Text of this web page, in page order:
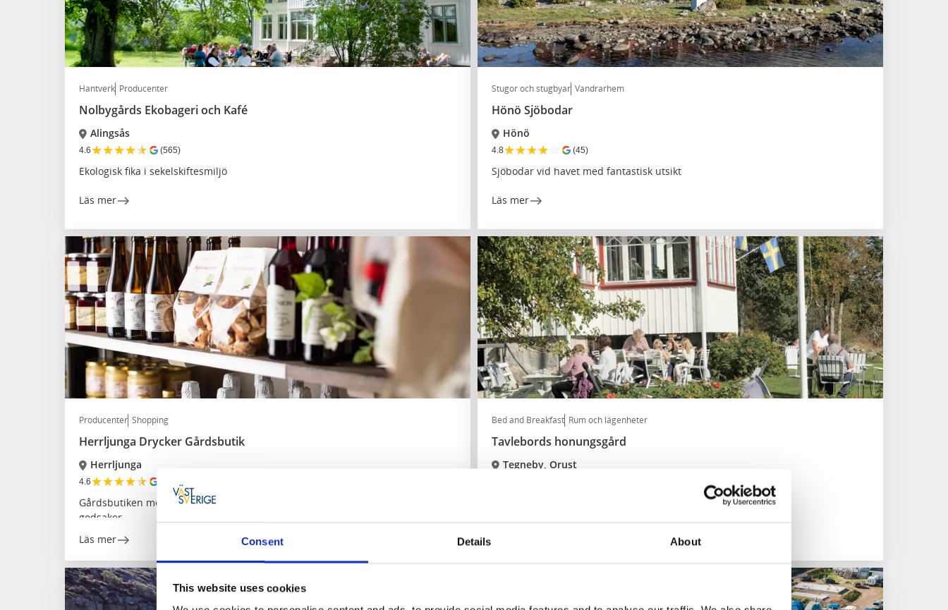
Consent Details About
This website uses cookies
Hantverk Producenter
Nolbygårds Ekobageri och Kafé
Alingsås
4.6★★★★★ (565)
Ekologisk fika i sekelskiftesmiljö
Läs mer
Stugor och stugbyar Vandrarhem
Hönö Sjöbodar
Hönö
4.8★★★★☆ (45)
Sjöbodar vid havet med fantastisk utsikt
Läs mer
Producenter Shopping
Herrljunga Drycker Gårdsbutik
Herrljunga
4.6★★★★★
Gårdsbutiken med ett brett sortiment av drycker och lokalproducerade
godsaker.
Läs mer
Bed and Breakfast Rum och lägenheter
Tavlebords honungsgård
Tegneby, Orust